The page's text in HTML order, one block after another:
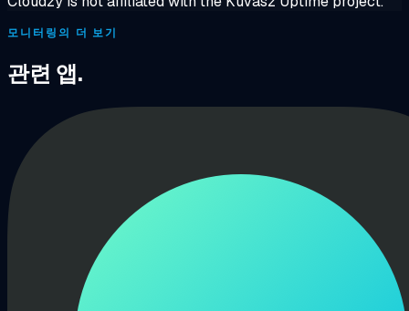
모니터링의 더 보기
관련 앱.